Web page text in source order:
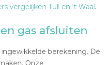
vergelijken Tull en ‘t Waal.
gas afsluiten
berekening. De